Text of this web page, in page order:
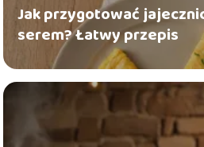
Jak przygotować
serem? Łatwy przepis